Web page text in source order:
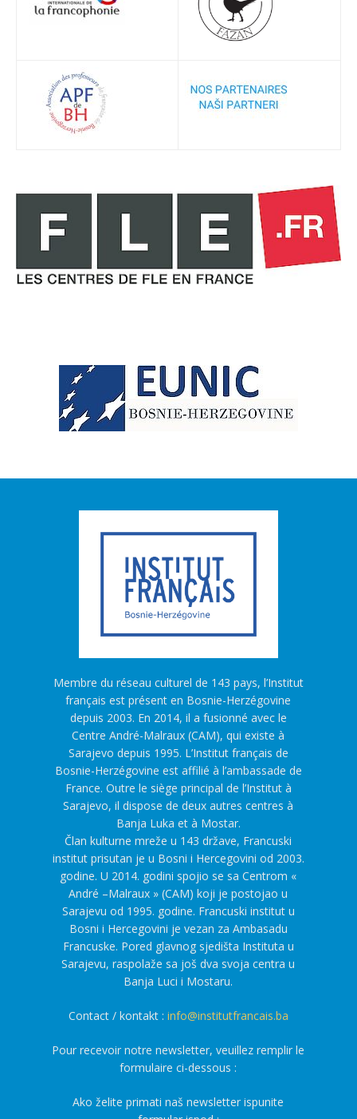
Membre du réseau culturel de 143 pays, l’Institut
français est présent en Bosnie-Herzégovine
depuis 2003. En 2014, il a fusionné avec le
Centre André-Malraux (CAM), qui existe à
Sarajevo depuis 1995. L’Institut français de
Bosnie-Herzégovine est affilié à l’ambassade de
France. Outre le siège principal de l’Institut à
Sarajevo, il dispose de deux autres centres à
Banja Luka et à Mostar.
Član kulturne mreže u 143 države, Francuski
institut prisutan je u Bosni i Hercegovini od 2003.
godine. U 2014. godini spojio se sa Centrom «
André –Malraux » (CAM) koji je postojao u
Sarajevu od 1995. godine. Francuski institut u
Bosni i Hercegovini je vezan za Ambasadu
Francuske. Pored glavnog sjedišta Instituta u
Sarajevu, raspolaže sa još dva svoja centra u
Banja Luci i Mostaru.
Contact / kontakt : info@institutfrancais.ba
Pour recevoir notre newsletter, veuillez remplir le
formulaire ci-dessous :
Ako želite primati naš newsletter ispunite